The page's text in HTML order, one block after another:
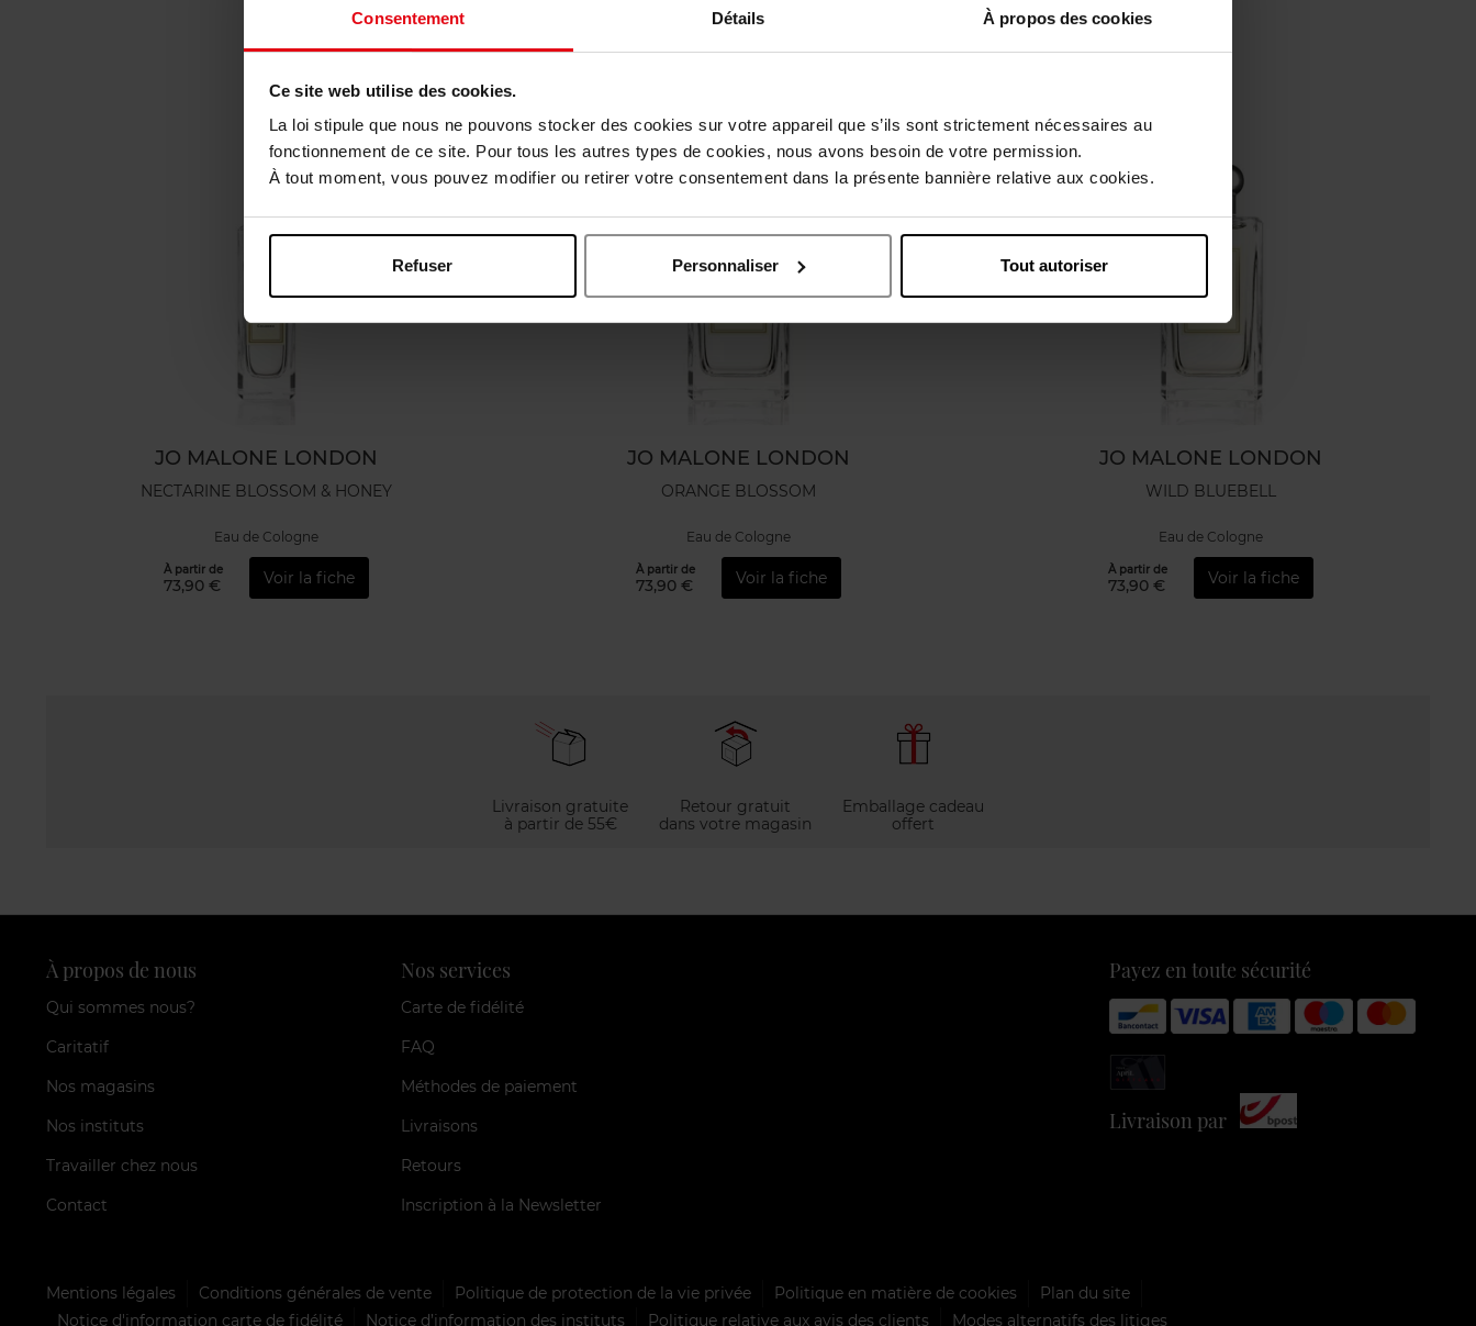
Consentement Détails À propos des cookies
Ce site web utilise des cookies.
La loi stipule que nous ne pouvons stocker des cookies sur votre appareil que s’ils sont strictement nécessaires au
fonctionnement de ce site. Pour tous les autres types de cookies, nous avons besoin de votre permission.
À tout moment, vous pouvez modifier ou retirer votre consentement dans la présente bannière relative aux cookies.
Refuser Personnaliser Tout autoriser
Vous aimerez peut-être
JO MALONE LONDON
NECTARINE BLOSSOM & HONEY
Eau de Cologne
À partir de
73,90 € Voir la fiche
JO MALONE LONDON
ORANGE BLOSSOM
Eau de Cologne
À partir de
73,90 € Voir la fiche
JO MALONE LONDON
WILD BLUEBELL
Eau de Cologne
À partir de
73,90 € Voir la fiche
Livraison gratuite
à partir de 55€
Retour gratuit
dans votre magasin
Emballage cadeau
offert
À propos de nous
Qui sommes nous?
Caritatif
Nos magasins
Nos instituts
Travailler chez nous
Contact
Nos services
Carte de fidélité
FAQ
Méthodes de paiement
Livraisons
Retours
Inscription à la Newsletter
Payez en toute sécurité
Livraison par
Mentions légales Conditions générales de vente Politique de protection de la vie privée Politique en matière de cookies
Plan du site
Notice d'information carte de fidélité
Notice d’information des instituts Politique relative aux avis des clients Modes alternatifs des litiges